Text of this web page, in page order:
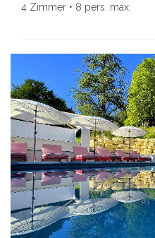
4 Zimmer • 8 pers. max.